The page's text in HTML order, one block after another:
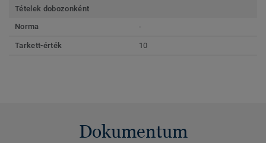
Tételek dobozonként
Norma
-
Tarkett-érték 10
Dokumentum